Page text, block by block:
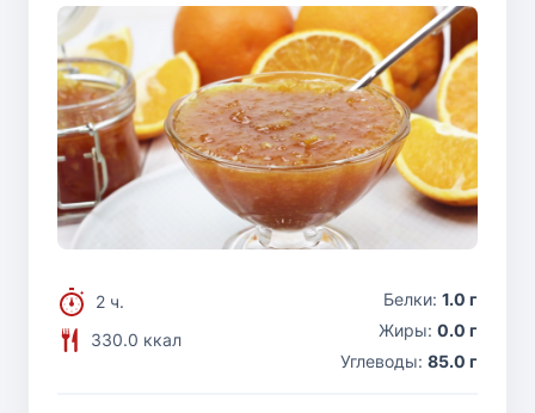
2 ч.
330.0 ккал
Белки: 1.0 г
Жиры: 0.0 г
Углеводы: 85.0 г